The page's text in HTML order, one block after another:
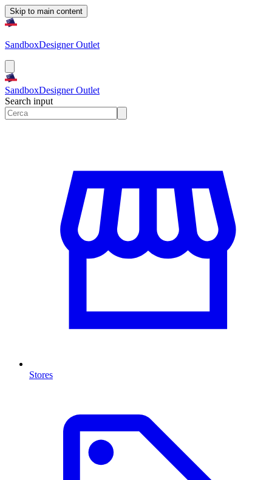
Skip to main content
SandboxDesigner Outlet
SandboxDesigner Outlet
Search input
Stores